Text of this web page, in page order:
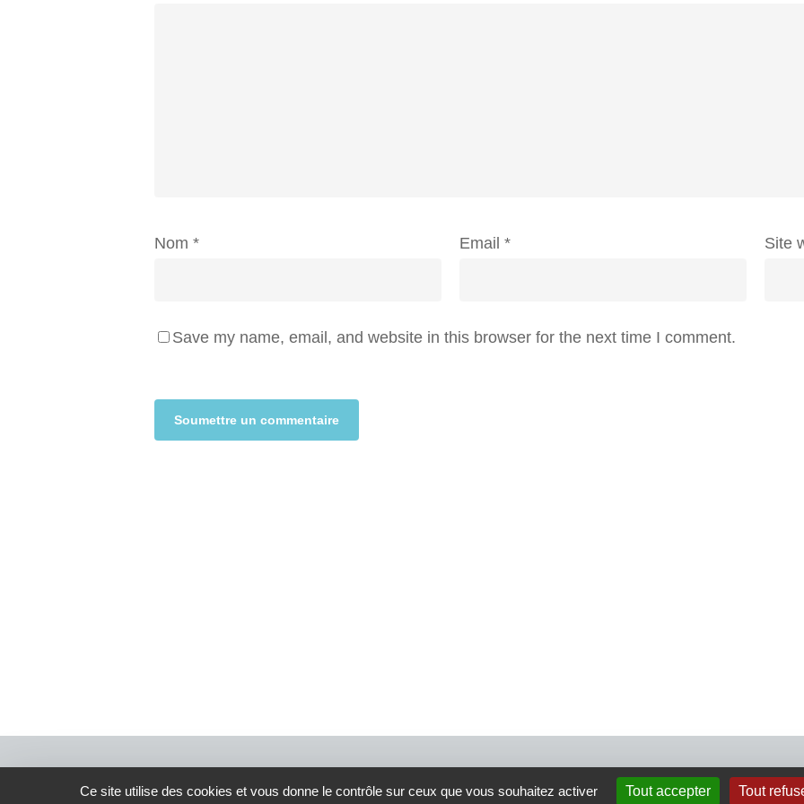
Nom * Email * Site
Save my name, email, and website in this browser for the next time I comment.
4 rue Crec’h-Ugen
Ce site utilise des cookies et vous donne le contrôle sur ceux que vous souhaitez activer Tout accepter Tout